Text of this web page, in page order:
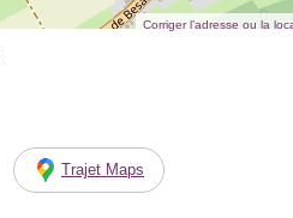
Corriger l’adresse ou la
Trajet Maps